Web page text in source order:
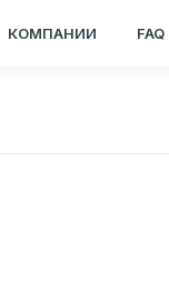
КОМПАНИИ FAQ